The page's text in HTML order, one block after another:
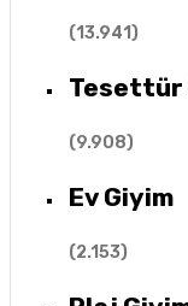
(13.941)
Tesettür
(9.908)
Ev Giyim
(2.153)